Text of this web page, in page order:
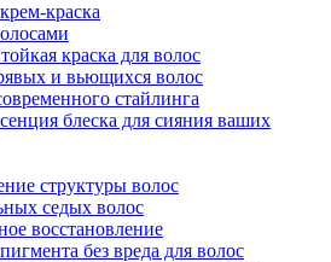
краска
краска для волос
и вьющихся волос
стайлинга
блеска для сияния ваших
структуры волос
седых волос
восстановление
без вреда для волос